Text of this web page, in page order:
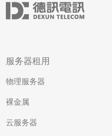
服务器租用
物理服务器
裸金属
云服务器